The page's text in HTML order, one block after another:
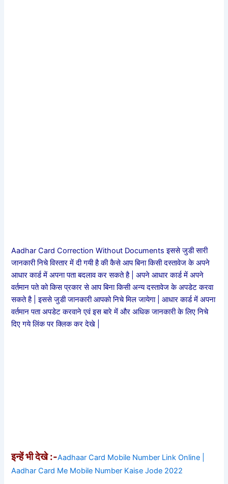
Aadhar Card Correction Without Documents इससे जुडी सारी
जानकारी निचे विस्तार में दी गयी है की कैसे आप बिना किसी दस्तावेज के अपने
आधार कार्ड में अपना पता बदलाव कर सकते है | अपने आधार कार्ड में अपने
वर्तमान पते को किस प्रकार से आप बिना किसी अन्य दस्तावेज के अपडेट करवा
सकते है | इससे जुडी जानकारी आपको निचे मिल जायेगा | आधार कार्ड में अपना
वर्तमान पता अपडेट करवाने एवं इस बारे में और अधिक जानकारी के लिए निचे
दिए गये लिंक पर क्लिक कर देखे |
इन्हें भी देखे :-Aadhaar Card Mobile Number Link Online |
Aadhar Card Me Mobile Number Kaise Jode 2022